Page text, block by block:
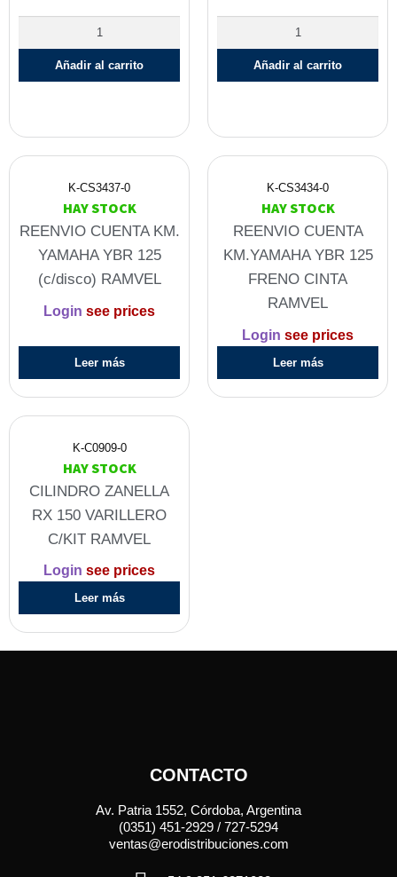
Añadir al carrito Añadir al carrito
K-CS3437-0
HAY STOCK
REENVIO CUENTA KM.
YAMAHA YBR 125
(c/disco) RAMVEL
Login see prices
Leer más
K-CS3434-0
HAY STOCK
REENVIO CUENTA
KM.YAMAHA YBR 125
FRENO CINTA
RAMVEL
Login see prices
Leer más
K-C0909-0
HAY STOCK
CILINDRO ZANELLA
RX 150 VARILLERO
C/KIT RAMVEL
Login see prices
Leer más
CONTACTO
Av. Patria 1552, Córdoba, Argentina
(0351) 451-2929 / 727-5294
ventas@erodistribuciones.com